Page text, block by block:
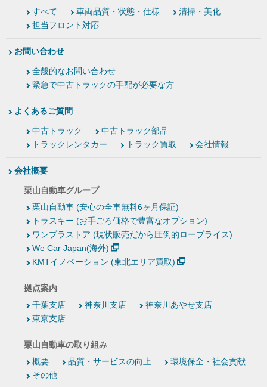
すべて 車両品質・状態・仕様
清掃・美化
担当フロント対応
お問い合わせ
全般的なお問い合わせ
緊急で中古トラックの手配が必要な方
よくあるご質問
中古トラック
中古トラック部品
トラックレンタカー
トラック買取 会社情報
会社概要
栗山自動車グループ
栗山自動車 (安心の全車無料6ヶ月保証)
トラスキー (お手ごろ価格で豊富なオプション)
ワンプラストア (現状販売だから圧倒的ロープライス)
We Car Japan(海外)
KMTイノベーション (東北エリア買取)
拠点案内
千葉支店
神奈川支店
神奈川あやせ支店
東京支店
栗山自動車の取り組み
概要
品質・サービスの向上
環境保全・社会貢献
その他